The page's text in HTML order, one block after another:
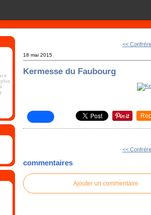
<<
18 mai 2015
Kermesse du Faubourg
<<
commentaires
Ajouter un commentaire